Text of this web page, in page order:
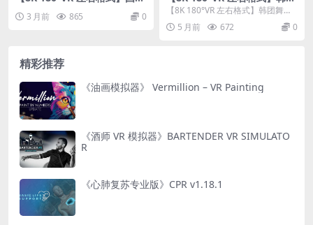
3 月前 865 0
舞蹈 26022703
【8K 180°VR 左右格式】韩团舞蹈
26022703
5 月前 672 0
精彩推荐
《油画模拟器》 Vermillion – VR Painting
《酒师 VR 模拟器》BARTENDER VR SIMULATO
R
《心肺复苏专业版》CPR v1.18.1